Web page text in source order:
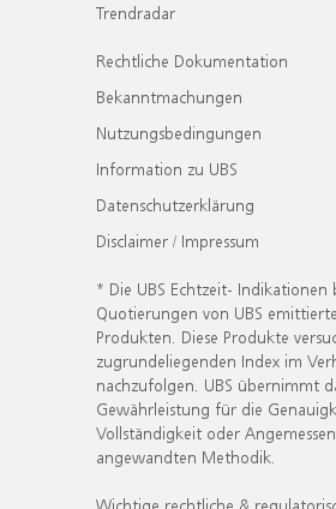
Trendradar
Rechtliche Dokumentation
Bekanntmachungen
Nutzungsbedingungen
Information zu UBS
Datenschutzerklärung
Disclaimer / Impressum
* Die UBS Echtzeit- Indikationen
Quotierungen von UBS
Produkten. Diese Produkte
zugrundeliegenden Index im
nachzufolgen. UBS übernimmt
Gewährleistung für die
Vollständigkeit oder
angewandten Methodik.